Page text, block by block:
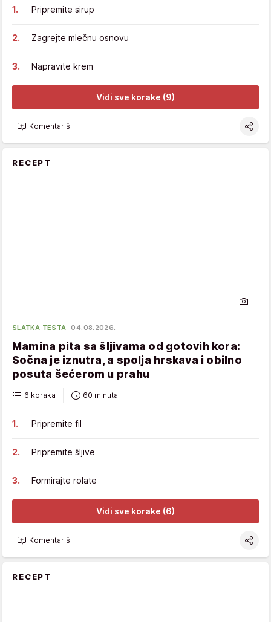
Pripremite sirup
Zagrejte mlečnu osnovu
Napravite krem
Vidi sve korake (9)
Komentariši
RECEPT
SLATKA TESTA 04.08.2026.
Mamina pita sa šljivama od gotovih kora:
Sočna je iznutra, a spolja hrskava i obilno
posuta šećerom u prahu
6 koraka 60 minuta
Pripremite fil
Pripremite šljive
Formirajte rolate
Vidi sve korake (6)
Komentariši
RECEPT